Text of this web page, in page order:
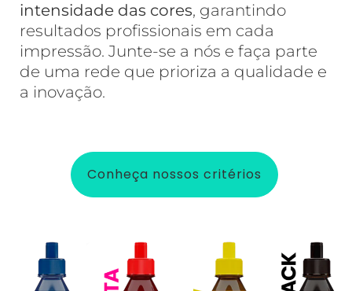
intensidade das cores, garantindo
resultados profissionais em cada
impressão. Junte-se a nós e faça parte
de uma rede que prioriza a qualidade e
a inovação.
Conheça nossos critérios